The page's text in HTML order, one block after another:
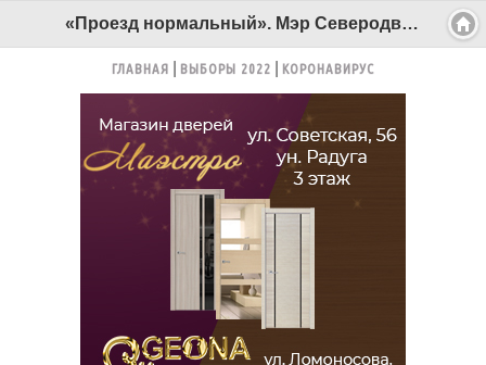
«Проезд нормальный». Мэр Северодвинска проверил автозимник на Нёноксу - Беломорканал Северодвинск tv29.ru
ГЛАВНАЯ ВЫБОРЫ 2022 КОРОНАВИРУС